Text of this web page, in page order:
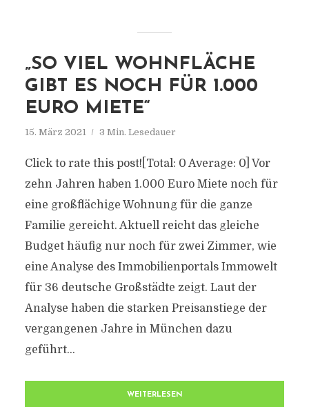
„SO VIEL WOHNFLÄCHE
GIBT ES NOCH FÜR 1.000
EURO MIETE“
15. März 2021 3 Min. Lesedauer
Click to rate this post![Total: 0 Average: 0] Vor
zehn Jahren haben 1.000 Euro Miete noch für
eine großflächige Wohnung für die ganze
Familie gereicht. Aktuell reicht das gleiche
Budget häufig nur noch für zwei Zimmer, wie
eine Analyse des Immobilienportals Immowelt
für 36 deutsche Großstädte zeigt. Laut der
Analyse haben die starken Preisanstiege der
vergangenen Jahre in München dazu
geführt...
WEITERLESEN